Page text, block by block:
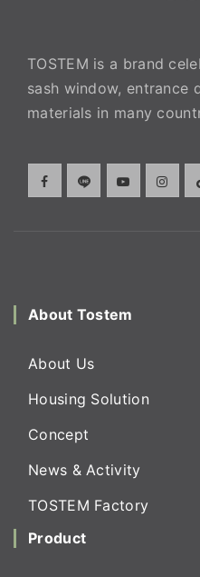
TOSTEM is a brand
sash window, entrance
materials in many
About Tostem
About Us
Housing Solution
Concept
News & Activity
TOSTEM Factory
Product